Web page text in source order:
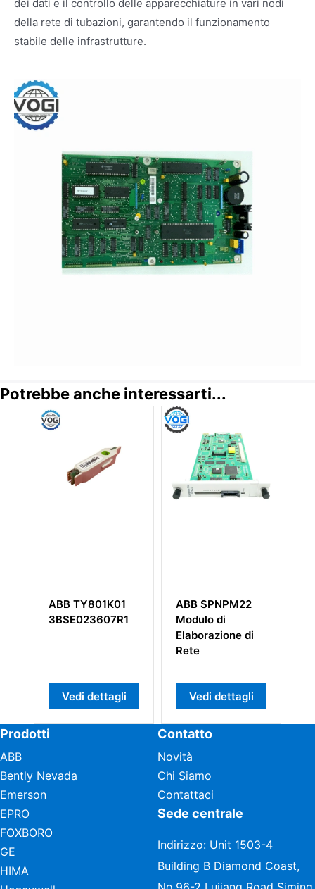
dei dati e il controllo delle apparecchiature in vari nodi
della rete di tubazioni, garantendo il funzionamento
stabile delle infrastrutture.
Potrebbe anche interessarti...
ABB TY801K01
3BSE023607R1
Vedi dettagli
ABB SPNPM22
Modulo di
Elaborazione di
Rete
Vedi dettagli
Prodotti
ABB
Bently Nevada
Emerson
EPRO
FOXBORO
GE
HIMA
Contatto
Novità
Chi Siamo
Contattaci
Sede centrale
Indirizzo: Unit 1503-4
Building B Diamond Coast,